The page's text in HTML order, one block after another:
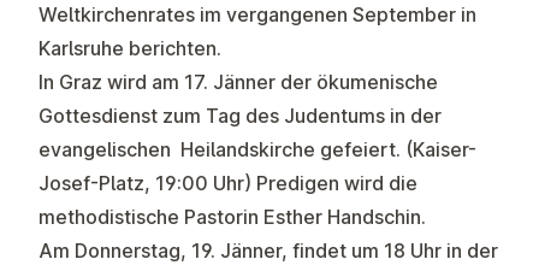
Weltkirchenrates im vergangenen September in
Karlsruhe berichten.
In Graz wird am 17. Jänner der ökumenische
Gottesdienst zum Tag des Judentums in der
evangelischen Heilandskirche gefeiert. (Kaiser-
Josef-Platz, 19:00 Uhr) Predigen wird die
methodistische Pastorin Esther Handschin.
Am Donnerstag, 19. Jänner, findet um 18 Uhr in der